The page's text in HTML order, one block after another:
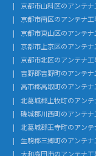
京都市山科区のアンテナ
京都市南区のアンテナ工
京都市東山区のアンテナ
京都市上京区のアンテナ
京都市北区のアンテナ工
吉野郡吉野町のアンテナ
高市郡高取町のアンテナ
北葛城郡上牧町のアンテ
磯城郡川西町のアンテナ
北葛城郡王寺町のアンテ
生駒郡三郷町のアンテナ
大和高田市のアンテナ工